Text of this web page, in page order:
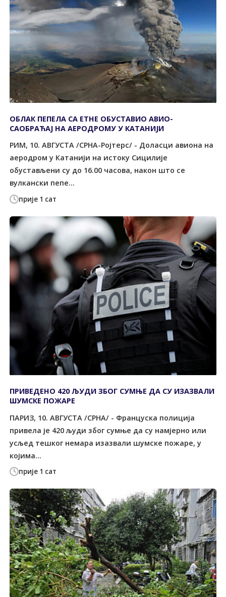
прије 1 сат
ОБЛАК ПЕПЕЛА СА ЕТНЕ ОБУСТАВИО АВИО-
САОБРАЋАЈ НА АЕРОДРОМУ У КАТАНИЈИ
РИМ, 10. АВГУСТА /СРНА-Ројтерс/ - Доласци авиона на
аеродром у Катанији на истоку Сицилије
обустављени су до 16.00 часова, након што се
вулкански пепе...
прије 1 сат
ПРИВЕДЕНО 420 ЉУДИ ЗБОГ СУМЊЕ ДА СУ ИЗАЗВАЛИ
ШУМСКЕ ПОЖАРЕ
ПАРИЗ, 10. АВГУСТА /СРНА/ - Француска полиција
привела је 420 људи због сумње да су намјерно или
усљед тешког немара изазвали шумске пожаре, у
којима...